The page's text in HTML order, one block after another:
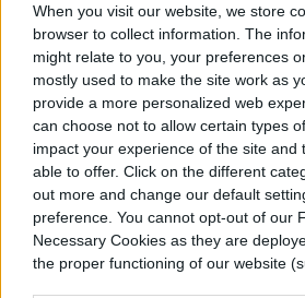
When you visit our website, we store
browser to collect information. The
might relate to you, your preferences
mostly used to make the site work as
provide a more personalized web
can choose not to allow certain types
impact your experience of the site and
able to offer. Click on the different
out more and change our default
preference. You cannot opt-out of our
Necessary Cookies as they are
the proper functioning of our website
que llevar tu teléfono a la
reparar el hardware.
Milenka
Former Digital